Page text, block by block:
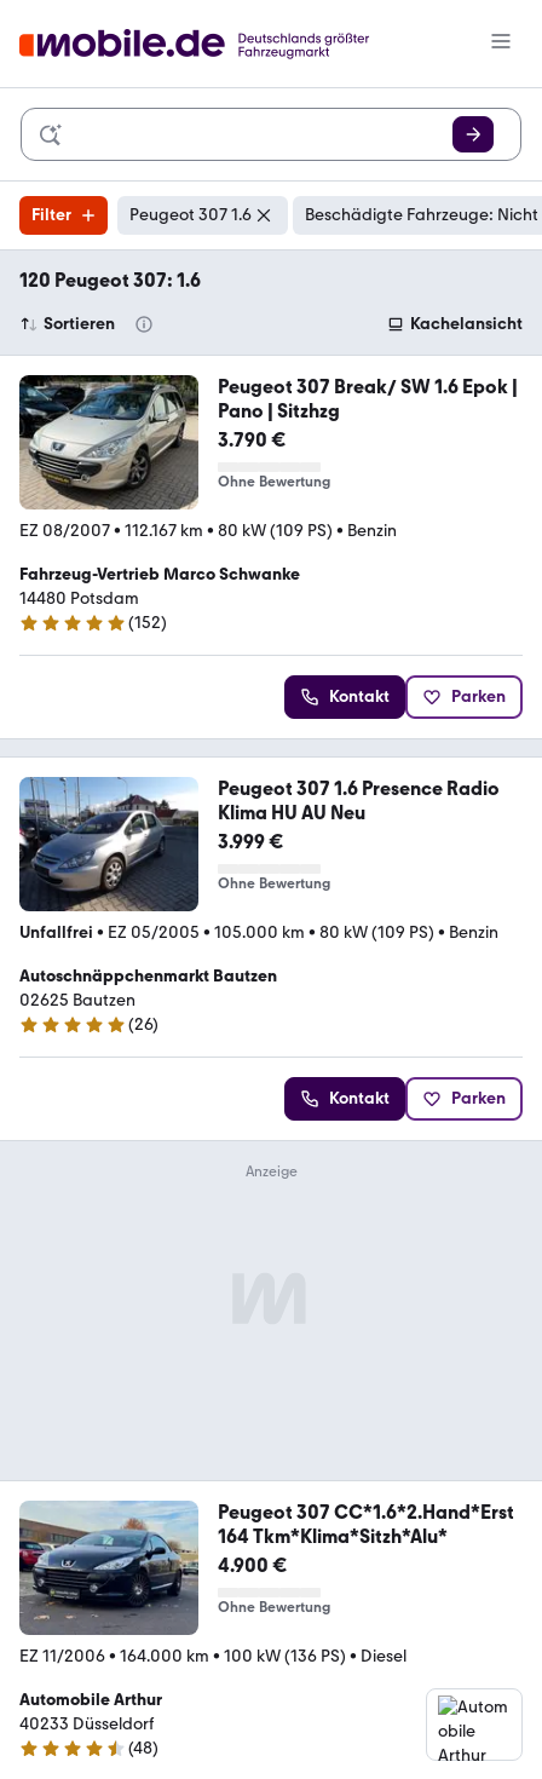
Filter Peugeot 307 1.6 Beschädigte Fahrzeuge:
120 Peugeot 307: 1.6
Sortieren Kachelansicht
Peugeot 307 Break/ SW 1.6 Epok |
Pano | Sitzhzg
3.790 €
Ohne Bewertung
EZ 08/2007• 112.167 km • 80 kW (109 PS) • Benzin
Fahrzeug-Vertrieb Marco Schwanke
14480 Potsdam
4.9 Sterne
(152)
Kontakt Parken
Peugeot 307 1.6 Presence Radio
Klima HU AU Neu
3.999 €
Ohne Bewertung
Unfallfrei • EZ 05/2005 • 105.000 km • 80 kW (109 PS) • Benzin
Autoschnäppchenmarkt Bautzen
02625 Bautzen
4.8 Sterne
(26)
Kontakt Parken
Peugeot 307 CC*1.6*2.Hand*Erst
164 Tkm*Klima*Sitzh*Alu*
4.900 €
Ohne Bewertung
EZ 11/2006• 164.000 km • 100 kW (136 PS) • Diesel
Automobile Arthur
40233 Düsseldorf
4.7 Sterne
(48)